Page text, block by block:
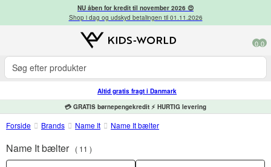
NU åben for kredit til november 2026 😍
Shop i dag og udskyd betalingen til 01.11.2026
0 0
Altid gratis fragt i Danmark
💳 GRATIS børnepengekredit ⚡ HURTIG levering
Forside Brands Name It Name It bælter
Name It bælter 11